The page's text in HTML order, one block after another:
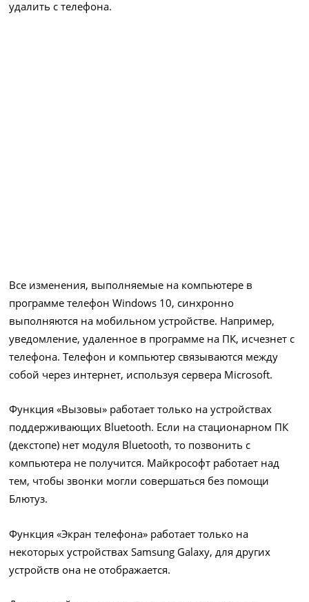
удалить с телефона.
Все изменения, выполняемые на компьютере в
программе телефон Windows 10, синхронно
выполняются на мобильном устройстве. Например,
уведомление, удаленное в программе на ПК, исчезнет с
телефона. Телефон и компьютер связываются между
собой через интернет, используя сервера Microsoft.
Функция «Вызовы» работает только на устройствах
поддерживающих Bluetooth. Если на стационарном ПК
(декстопе) нет модуля Bluetooth, то позвонить с
компьютера не получится. Майкрософт работает над
тем, чтобы звонки могли совершаться без помощи
Блютуз.
Функция «Экран телефона» работает только на
некоторых устройствах Samsung Galaxy, для других
устройств она не отображается.